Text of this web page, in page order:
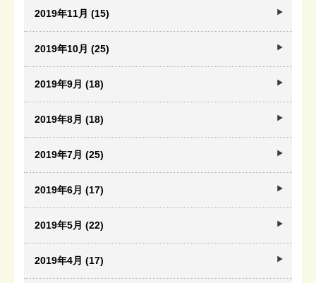
2019年11月 (15)
2019年10月 (25)
2019年9月 (18)
2019年8月 (18)
2019年7月 (25)
2019年6月 (17)
2019年5月 (22)
2019年4月 (17)